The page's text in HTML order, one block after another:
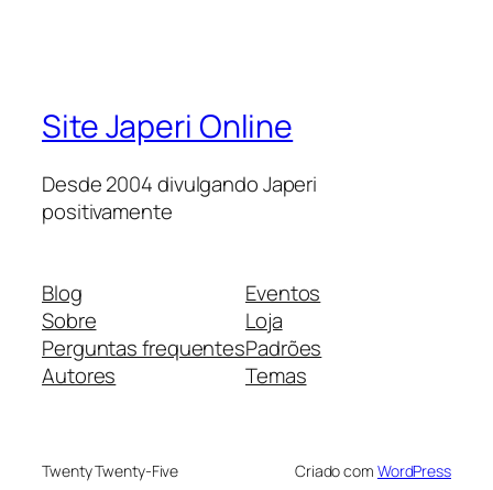
Site Japeri Online
Desde 2004 divulgando Japeri
positivamente
Blog
Sobre
Perguntas frequentes
Autores
Eventos
Loja
Padrões
Temas
Twenty Twenty-Five Criado com WordPress